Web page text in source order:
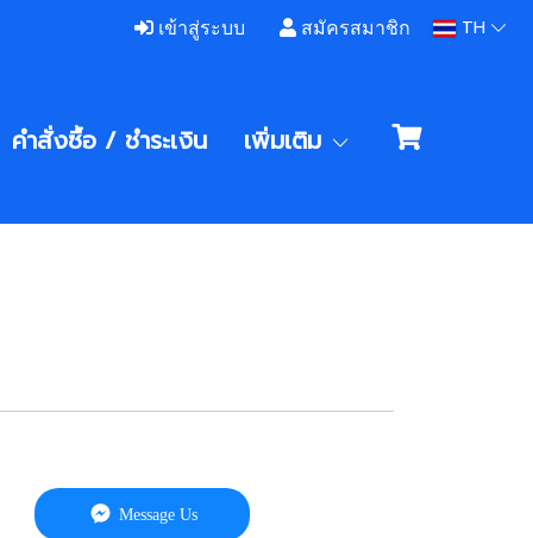
เข้าสู่ระบบ สมัครสมาชิก TH
คำสั่งซื้อ / ชําระเงิน เพิ่มเติม
Message Us